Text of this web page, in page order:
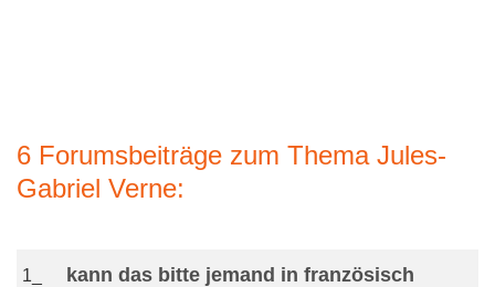
6 Forumsbeiträge zum Thema Jules-
Gabriel Verne:
1_
kann das bitte jemand in französisch